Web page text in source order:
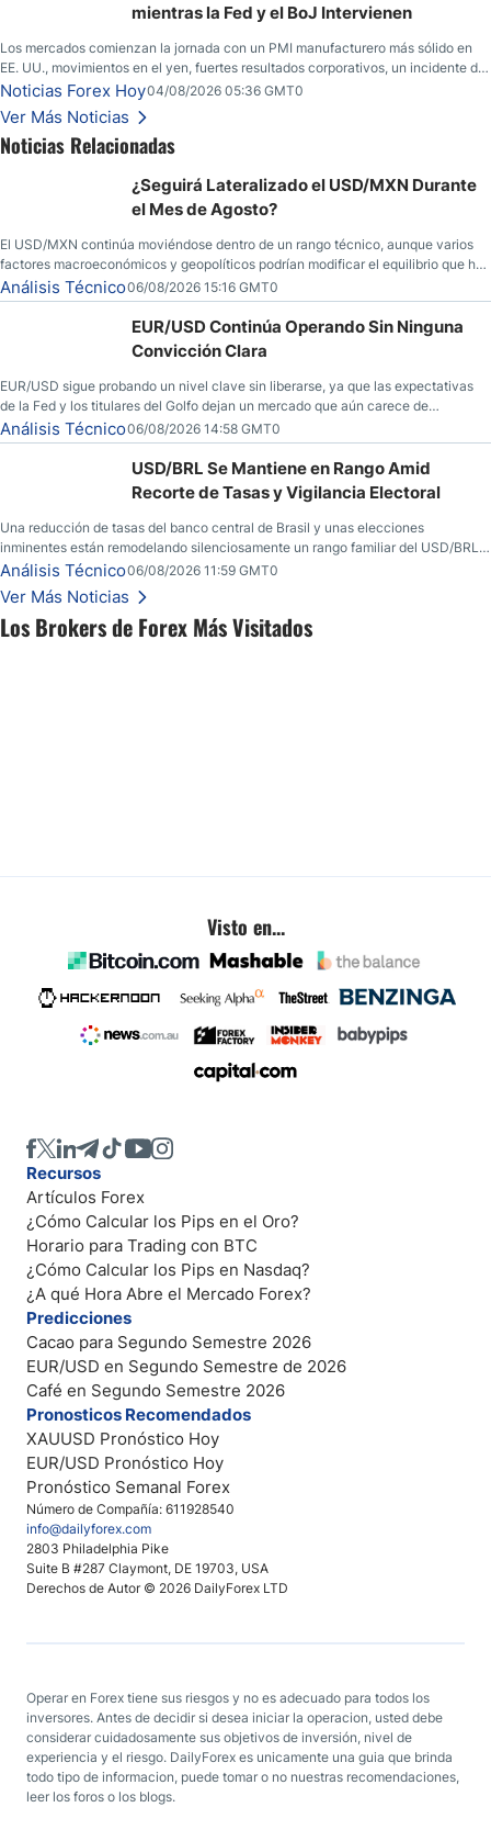
Los Brokers de Forex Más Visitados
mientras la Fed y el BoJ Intervienen
Los mercados comienzan la jornada con un PMI manufacturero más sólido en
EE. UU., movimientos en el yen, fuertes resultados corporativos, un incidente de
seguridad en Bitcoin y nuevas señales desde el mercado del petróleo.
Noticias Forex Hoy04/08/2026 05:36 GMT0
Ver Más Noticias
Noticias Relacionadas
¿Seguirá Lateralizado el USD/MXN Durante
el Mes de Agosto?
El USD/MXN continúa moviéndose dentro de un rango técnico, aunque varios
factores macroeconómicos y geopolíticos podrían modificar el equilibrio que ha
dominado al mercado en las últimas semanas.
Análisis Técnico06/08/2026 15:16 GMT0
EUR/USD Continúa Operando Sin Ninguna
Convicción Clara
EUR/USD sigue probando un nivel clave sin liberarse, ya que las expectativas
de la Fed y los titulares del Golfo dejan un mercado que aún carece de
convicción real.
Análisis Técnico06/08/2026 14:58 GMT0
USD/BRL Se Mantiene en Rango Amid
Recorte de Tasas y Vigilancia Electoral
Una reducción de tasas del banco central de Brasil y unas elecciones
inminentes están remodelando silenciosamente un rango familiar del USD/BRL.
Una reducción de tasas por parte del banco central de Brasil y unas elecciones
inminentes están remodelando silenciosamente un rango familiar del USD/BRL.
Esto es lo que los traders están observando a continuación.
Análisis Técnico06/08/2026 11:59 GMT0
Ver Más Noticias
Visto en...
Número de Compañía: 611928540
info@dailyforex.com
2803 Philadelphia Pike
Suite B #287 Claymont, DE 19703, USA
Derechos de Autor © 2026 DailyForex LTD
Recursos
Artículos Forex
¿Cómo Calcular los Pips en el Oro?
Horario para Trading con BTC
¿Cómo Calcular los Pips en Nasdaq?
¿A qué Hora Abre el Mercado Forex?
Predicciones
Cacao para Segundo Semestre 2026
EUR/USD en Segundo Semestre de 2026
Café en Segundo Semestre 2026
Pronosticos Recomendados
XAUUSD Pronóstico Hoy
EUR/USD Pronóstico Hoy
Pronóstico Semanal Forex
Operar en Forex tiene sus riesgos y no es adecuado para todos los
inversores. Antes de decidir si desea iniciar la operacion, usted debe
considerar cuidadosamente sus objetivos de inversión, nivel de
experiencia y el riesgo. DailyForex es unicamente una guia que brinda
todo tipo de informacion, puede tomar o no nuestras recomendaciones,
leer los foros o los blogs.